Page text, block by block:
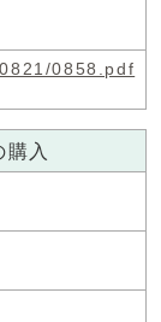
0858.pdf
入